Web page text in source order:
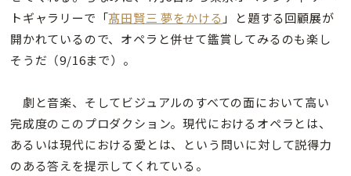
トギャラリーで「髙田賢三 夢をかける 」と題する回顧展が
開かれているので、オペラと併せて鑑賞してみるのも楽し
そうだ（9/16まで）。
劇と音楽、そしてビジュアルのすべての面において高い
完成度のこのプロダクション。現代におけるオペラとは、
あるいは現代における愛とは、という問いに対して説得力
のある答えを提示してくれている。